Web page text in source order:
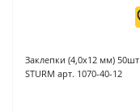
Заклепки (4,0х12 мм) 50шт
STURM арт. 1070-40-12